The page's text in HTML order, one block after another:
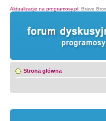
Aktualizacje na programosy.pl: Brave
Strona główna